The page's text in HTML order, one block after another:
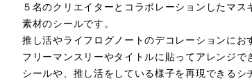
５名のクリエイターとコラボレーションしたマス
素材のシールです。
推し活やライフログノートのデコレーションにお
フリーマンスリーやタイトルに貼ってアレンジで
シールや、推し活をしている様子を再現できるシ